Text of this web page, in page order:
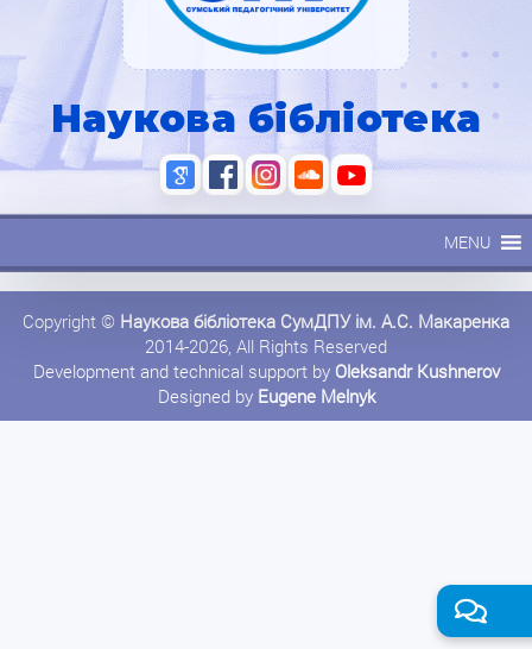
Наукова бібліотека
MENU
Copyright © Наукова бібліотека СумДПУ ім. А.С. Макаренка
2014-2026, All Rights Reserved
Development and technical support by Oleksandr Kushnerov
Designed by Eugene Melnyk